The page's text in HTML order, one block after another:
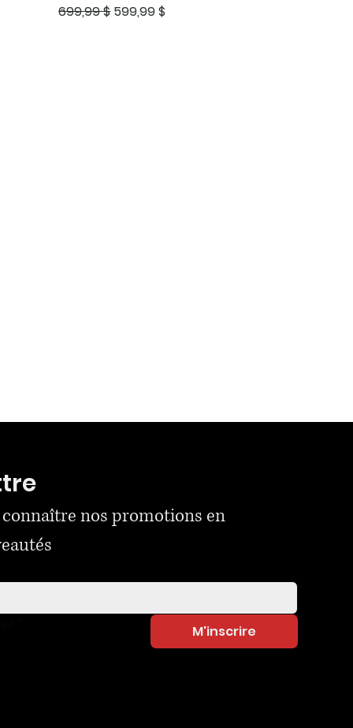
Prix original
699,99 $ Prix promotionnel
599,99 $
connaître nos promotions en
M'inscrire